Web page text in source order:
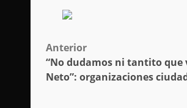
Post
navigation
Anterior
“No dudamos ni tantito que
Neto”: organizaciones